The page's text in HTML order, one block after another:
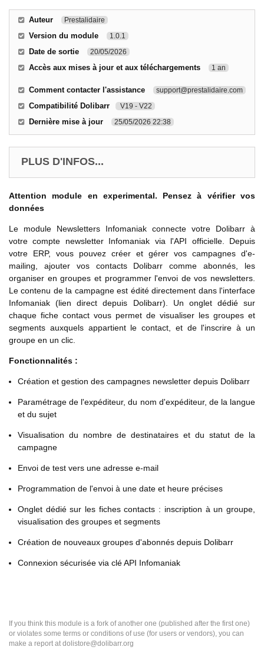
Auteur Prestalidaire
Version du module 1.0.1
Date de sortie 20/05/2026
Accès aux mises à jour et aux téléchargements 1 an
Comment contacter l'assistance support@prestalidaire.com
Compatibilité Dolibarr V19 - V22
Dernière mise à jour 25/05/2026 22:38
PLUS D'INFOS...
Attention module en experimental. Pensez à vérifier vos
données
Le module Newsletters Infomaniak connecte votre Dolibarr à
votre compte newsletter Infomaniak via l'API officielle. Depuis
votre ERP, vous pouvez créer et gérer vos campagnes d'e-
mailing, ajouter vos contacts Dolibarr comme abonnés, les
organiser en groupes et programmer l'envoi de vos newsletters.
Le contenu de la campagne est édité directement dans l'interface
Infomaniak (lien direct depuis Dolibarr). Un onglet dédié sur
chaque fiche contact vous permet de visualiser les groupes et
segments auxquels appartient le contact, et de l'inscrire à un
groupe en un clic.
Fonctionnalités :
Création et gestion des campagnes newsletter depuis Dolibarr
Paramétrage de l'expéditeur, du nom d'expéditeur, de la langue
et du sujet
Visualisation du nombre de destinataires et du statut de la
campagne
Envoi de test vers une adresse e-mail
Programmation de l'envoi à une date et heure précises
Onglet dédié sur les fiches contacts : inscription à un groupe,
visualisation des groupes et segments
Création de nouveaux groupes d'abonnés depuis Dolibarr
Connexion sécurisée via clé API Infomaniak
If you think this module is a fork of another one (published after the first one)
or violates some terms or conditions of use (for users or vendors), you can
make a report at dolistore@dolibarr.org